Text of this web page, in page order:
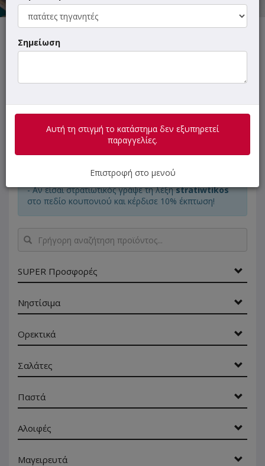
Αυτή τη στιγμή το κατάστημα δεν εξυπηρετεί παραγγελίες.
- Happy Hour (16:30 - 21:30): Όλα τα μαγειρευτά -20%!
- Αν είσαι φοιτητής γράψε τη λέξη
foititis
κουπονιού και κέρδισε 15% έκπτωση!
- Αν είσαι στρατιωτικός γράψε τη λέξηstratiwtikos
στο πεδίο κουπονιού και κέρδισε 10% έκπτωση!
Γρήγορη
αναζήτηση
προϊόντος...
SUPER Προσφορές
Νηστίσιμα
Ορεκτικά
Σαλάτες
Παστά
Αλοιφές
Μαγειρευτά
Σημείωση
Αυτή τη στιγμή το κατάστημα δεν εξυπηρετεί
παραγγελίες.
Επιστροφή στο μενού